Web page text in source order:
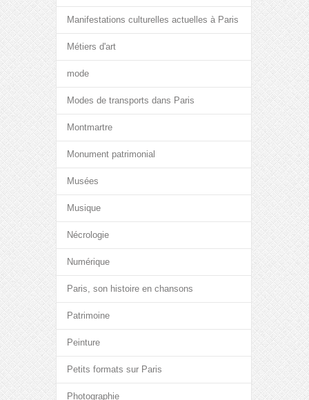
Manifestations culturelles actuelles à Paris
Métiers d'art
mode
Modes de transports dans Paris
Montmartre
Monument patrimonial
Musées
Musique
Nécrologie
Numérique
Paris, son histoire en chansons
Patrimoine
Peinture
Petits formats sur Paris
Photographie